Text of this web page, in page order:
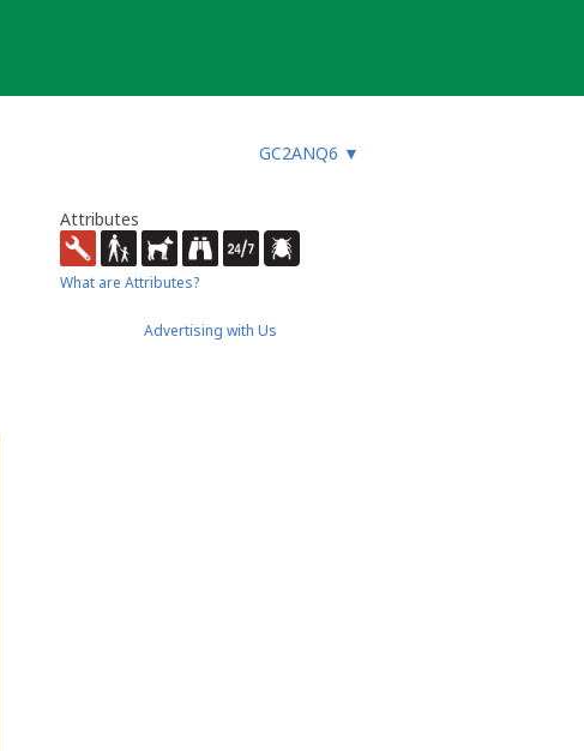
GC2ANQ6 ▼
Attributes
What are Attributes?
Advertising with Us